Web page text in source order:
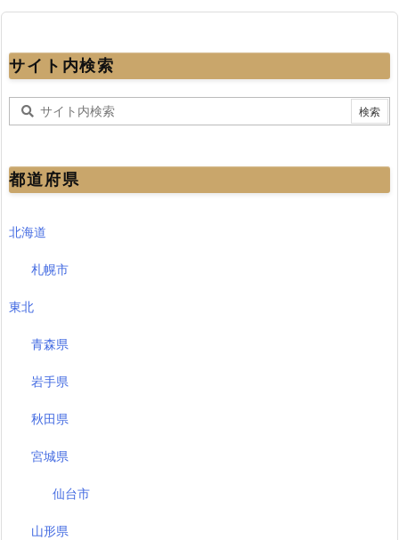
サイト内検索
都道府県
北海道
札幌市
東北
青森県
岩手県
秋田県
宮城県
仙台市
山形県